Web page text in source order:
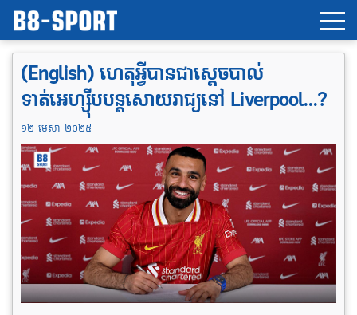
(English) ហេតុអ្វីបានជាស្តេចបាល់
ទាត់អេហ្ស៊ីបបន្តសោយរាជ្យនៅ Liverpool…?
១២-មេសា-២០២៥